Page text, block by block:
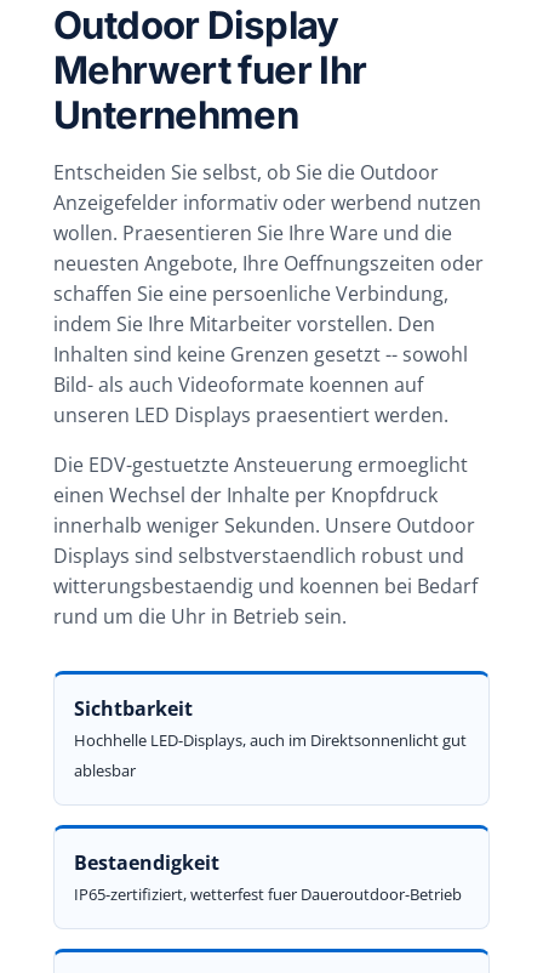
Outdoor Display
Mehrwert fuer Ihr
Unternehmen
Entscheiden Sie selbst, ob Sie die Outdoor
Anzeigefelder informativ oder werbend nutzen
wollen. Praesentieren Sie Ihre Ware und die
neuesten Angebote, Ihre Oeffnungszeiten oder
schaffen Sie eine persoenliche Verbindung,
indem Sie Ihre Mitarbeiter vorstellen. Den
Inhalten sind keine Grenzen gesetzt -- sowohl
Bild- als auch Videoformate koennen auf
unseren LED Displays praesentiert werden.
Die EDV-gestuetzte Ansteuerung ermoeglicht
einen Wechsel der Inhalte per Knopfdruck
innerhalb weniger Sekunden. Unsere Outdoor
Displays sind selbstverstaendlich robust und
witterungsbestaendig und koennen bei Bedarf
rund um die Uhr in Betrieb sein.
Sichtbarkeit
Hochhelle LED-Displays, auch im Direktsonnenlicht gut
ablesbar
Bestaendigkeit
IP65-zertifiziert, wetterfest fuer Daueroutdoor-Betrieb